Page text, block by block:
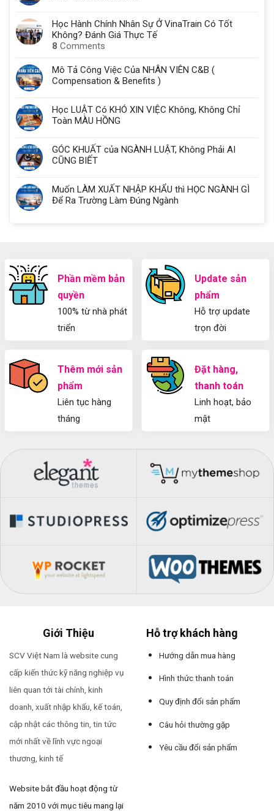
Học Hành Chính Nhân Sự Ở VinaTrain Có Tốt
Không? Đánh Giá Thực Tế
8 Comments
Mô Tả Công Việc Của NHÂN VIÊN C&B (
Compensation & Benefits )
Học LUẬT Có KHÓ XIN VIỆC Không, Không Chỉ
Toàn MÀU HỒNG
GÓC KHUẤT của NGÀNH LUẬT, Không Phải AI
CŨNG BIẾT
Muốn LÀM XUẤT NHẬP KHẨU thì HỌC NGÀNH GÌ
Để Ra Trường Làm Đúng Ngành
Phần mềm bản
quyền
100% từ nhà phát
triển
Update sản
phẩm
Hỗ trợ update
trọn đời
Thêm mới sản
phẩm
Liên tục hàng
tháng
Đặt hàng,
thanh toán
Linh hoạt, bảo
mật
Giới Thiệu
SCV Việt Nam là website cung
cấp kiến thức kỹ năng nghiệp vụ
liên quan tới tài chính, kinh
doanh, xuất nhập khẩu, kế toán,
cập nhật các thông tin, tin tức
mới nhất về lĩnh vực ngoại
thương, kinh tế
Website bắt đầu hoạt động từ
năm 2010 với mục tiêu mang lại
Hỗ trợ khách hàng
Hướng dẫn mua hàng
Hình thức thanh toán
Quy định đổi sản phẩm
Câu hỏi thường gặp
Yêu cầu đổi sản phẩm